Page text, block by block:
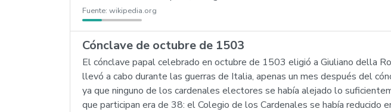
Fuente: wikipedia.org
Cónclave de octubre de 1503
El cónclave papal celebrado en octubre de 1503 eligió a Giuliano della
llevó a cabo durante las guerras de Italia, apenas un mes después del
ya que ninguno de los cardenales electores se había alejado lo
que participan era de 38: el Colegio de los Cardenales se había reducido